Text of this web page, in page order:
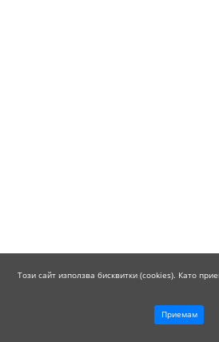
Този сайт използва бисквитки (cookies). Като
Приемам